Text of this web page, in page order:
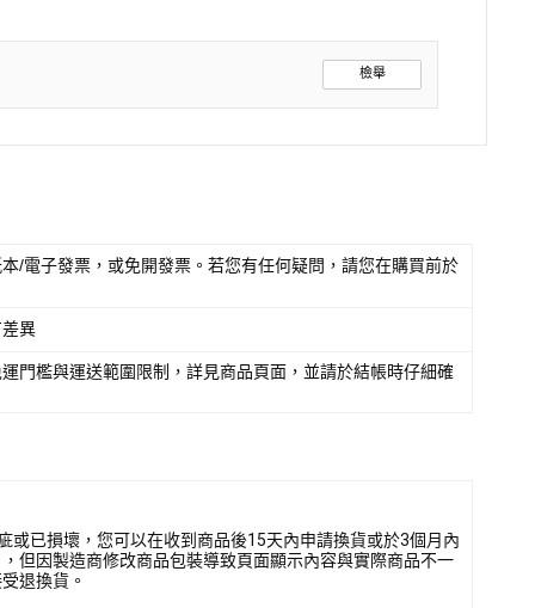
檢舉
/電子發票，或免開發票。若您有任何疑問，請您在購買前於
異
門檻與運送範圍限制，詳見商品頁面，並請於結帳時仔細確
已損壞，您可以在收到商品後15天內申請換貨或於3個月內
但因製造商修改商品包裝導致頁面顯示內容與實際商品不一
退換貨。